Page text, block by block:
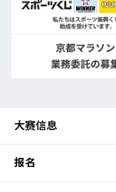
大赛信息
报名